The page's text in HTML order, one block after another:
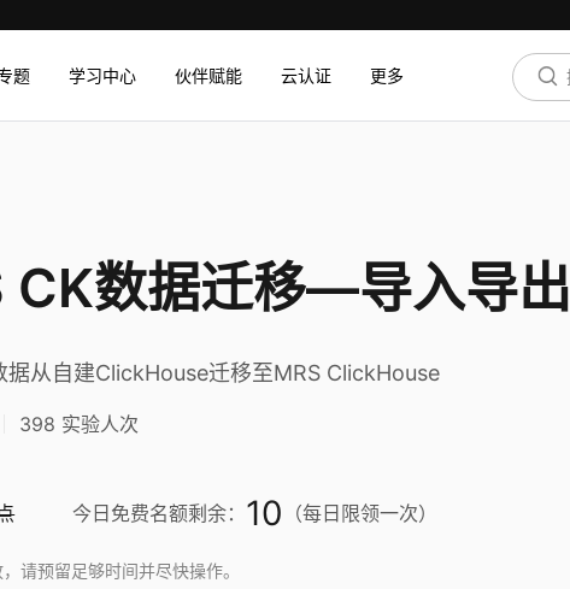
题 学习中心 伙伴赋能 云认证 更多
CK数据迁移—导入导出
从自建ClickHouse迁移至MRS ClickHouse
398 实验人次
今日免费名额剩余： 10 （每日限领一次）
请预留足够时间并尽快操作。